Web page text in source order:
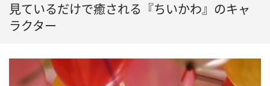
見ているだけで癒される『ちいかわ』のキャ
ラクター